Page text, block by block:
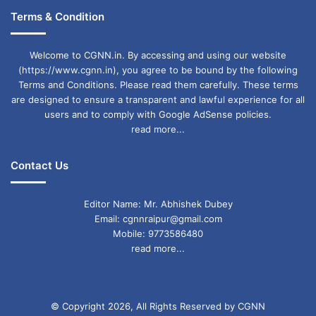
क्षेत्रों में. बुमर-लाबेडी और टी-72 टैंक: भारत के टी-72
टैंकों के आधुनिकीकरण में एक महत्वपूर्ण सहयोग रहा है.
पोलिश कंपनी बुमर-लाबेडी इन टैंकों को उन्नत बनाने और
उनकी परिचालन क्षमताओं को बढ़ाने में शामिल रही है.
दोनों देशों ने संयुक्त सैन्य अभ्यास और प्रशिक्षण कार्यक्रम
आयोजित किए हैं. ये आदान-प्रदान उनके सशस्त्र बलों के
बीच अंतर-संचालन क्षमता बनाने और परिचालन प्रक्रियाओं
की आपसी समझ को बढ़ाने में मदद करते हैं. दोनों देशों के
रक्षा अधिकारियों द्वारा नियमित उच्च-स्तरीय यात्राओं से
रणनीतिक मुद्दों और रक्षा सहयोग पर बातचीत को बढ़ावा
Terms & Condition
Welcome to CGNN.in. By accessing and using our website
(https://www.cgnn.in), you agree to be bound by the following
Terms and Conditions. Please read them carefully. These terms
are designed to ensure a transparent and lawful experience for all
users and to comply with Google AdSense policies.
read more...
Contact Us
Editor Name: Mr. Abhishek Dubey
Email: cgnnraipur@gmail.com
Mobile: 9773586480
read more...
© Copyright 2026, All Rights Reserved by CGNN